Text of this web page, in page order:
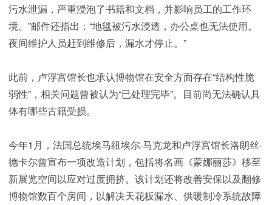
污水泄漏，严重浸泡了书籍和文档，并影响员工的工作环
境。”邮件还指出：“地毯被污水浸透，办公桌也无法使用。
夜间维护人员赶到维修后，漏水才停止。”
此前，卢浮宫馆长也承认博物馆在安全方面存在“结构性脆
弱性”，相关问题曾被认为“已处理完毕”。目前尚无法确认具
体有哪些古籍受损。
今年1月，法国总统埃马纽埃尔·马克龙和卢浮宫馆长洛朗丝·
德卡尔曾宣布一项改造计划，包括将名画《蒙娜丽莎》移至
新展览空间以应对过度拥挤。该计划还将改善安保以及翻修
博物馆数百个房间，以解决天花板漏水、供暖制冷系统故障